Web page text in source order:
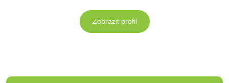
Zobrazit profil